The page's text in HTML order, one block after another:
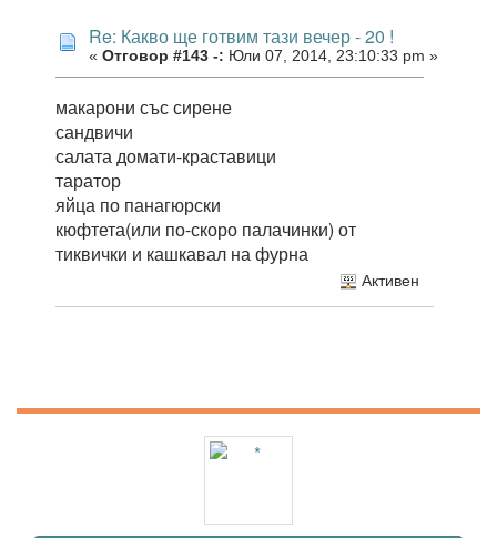
Re: Какво ще готвим тази вечер - 20 !
« Отговор #143 -: Юли 07, 2014, 23:10:33 pm »
макарони със сирене
сандвичи
салата домати-краставици
таратор
яйца по панагюрски
кюфтета(или по-скоро палачинки) от
тиквички и кашкавал на фурна
Активен